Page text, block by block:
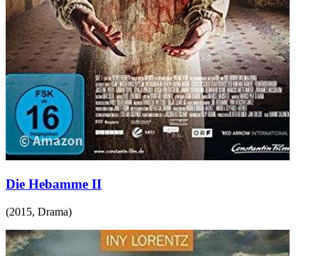
Die Hebamme II
(2015, Drama)